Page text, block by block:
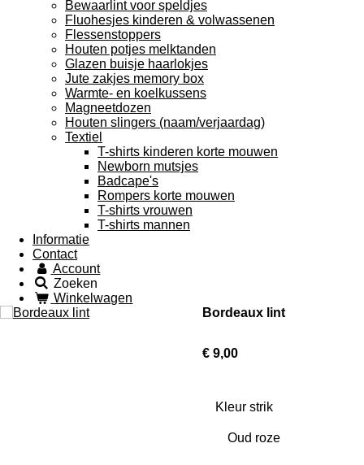
Bewaarlint voor speldjes
Fluohesjes kinderen & volwassenen
Flessenstoppers
Houten potjes melktanden
Glazen buisje haarlokjes
Jute zakjes memory box
Warmte- en koelkussens
Magneetdozen
Houten slingers (naam/verjaardag)
Textiel
T-shirts kinderen korte mouwen
Newborn mutsjes
Badcape's
Rompers korte mouwen
T-shirts vrouwen
T-shirts mannen
Informatie
Contact
Account
Zoeken
Winkelwagen
Bordeaux lint
€ 9,00
Kleur strik